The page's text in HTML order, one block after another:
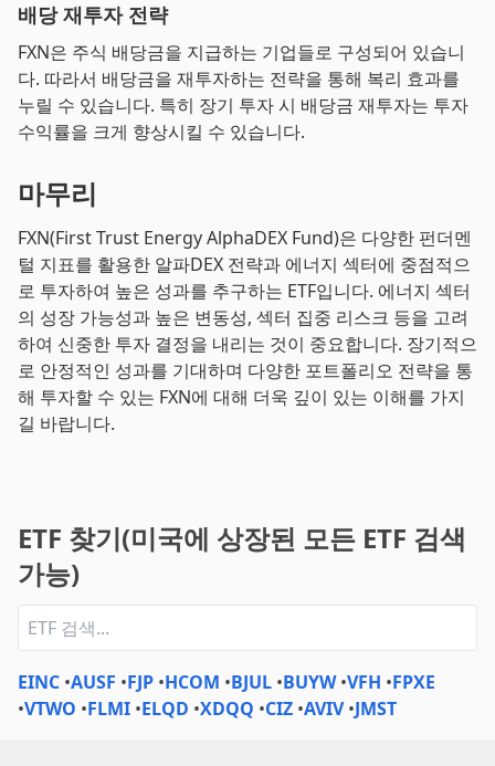
배당 재투자 전략
FXN은 주식 배당금을 지급하는 기업들로 구성되어 있습니
다. 따라서 배당금을 재투자하는 전략을 통해 복리 효과를
누릴 수 있습니다. 특히 장기 투자 시 배당금 재투자는 투자
수익률을 크게 향상시킬 수 있습니다.
마무리
FXN(First Trust Energy AlphaDEX Fund)은 다양한 펀더멘
털 지표를 활용한 알파DEX 전략과 에너지 섹터에 중점적으
로 투자하여 높은 성과를 추구하는 ETF입니다. 에너지 섹터
의 성장 가능성과 높은 변동성, 섹터 집중 리스크 등을 고려
하여 신중한 투자 결정을 내리는 것이 중요합니다. 장기적으
로 안정적인 성과를 기대하며 다양한 포트폴리오 전략을 통
해 투자할 수 있는 FXN에 대해 더욱 깊이 있는 이해를 가지
길 바랍니다.
ETF 찾기(미국에 상장된 모든 ETF 검색
가능)
EINC •AUSF •FJP •HCOM •BJUL •BUYW •VFH •FPXE
•VTWO •FLMI •ELQD •XDQQ •CIZ •AVIV •JMST